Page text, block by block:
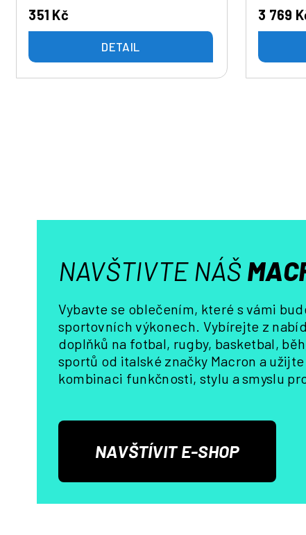
351 Kč
DETAIL
3 769
NAVŠTIVTE NÁŠ
Vybavte se oblečením, které s vámi
sportovních výkonech. Vybírejte z
doplňků na fotbal, rugby, basketbal,
sportů od italské značky Macron a
kombinaci funkčnosti, stylu a smyslu
NAVŠTÍVIT E-SHOP